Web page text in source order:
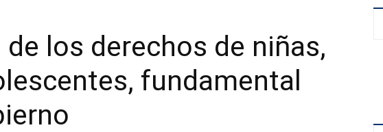
los derechos de niñas,
fundamental